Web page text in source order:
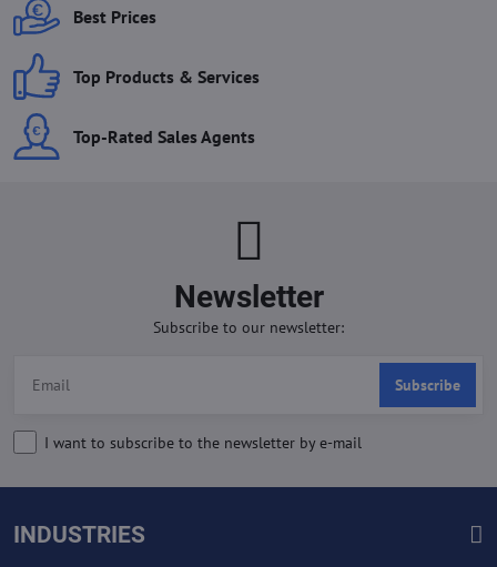
Best Prices
Top Products & Services
Top-Rated Sales Agents
Newsletter
Subscribe to our newsletter:
Subscribe
I want to subscribe to the newsletter by e-mail
INDUSTRIES